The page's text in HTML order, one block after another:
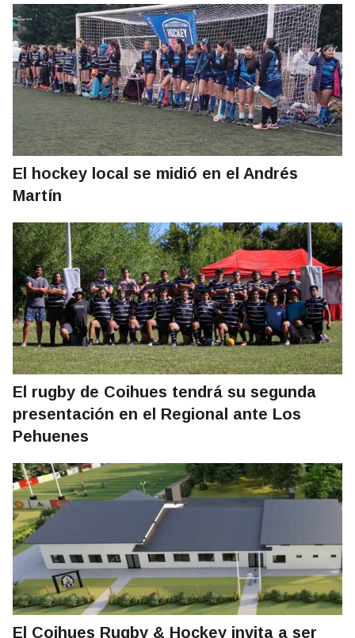
El hockey local se midió en el Andrés
Martín
El rugby de Coihues tendrá su segunda
presentación en el Regional ante Los
Pehuenes
El Coihues Rugby & Hockey invita a ser